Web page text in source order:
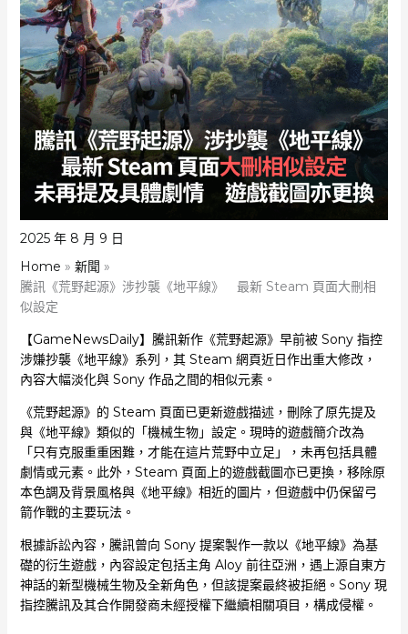
2025 年 8 月 9 日
Home
新聞
騰訊《荒野起源》涉抄襲《地平線》 最新 Steam 頁面大刪相
似設定
【GameNewsDaily】騰訊新作《荒野起源》早前被 Sony 指控
涉嫌抄襲《地平線》系列，其 Steam 網頁近日作出重大修改，
內容大幅淡化與 Sony 作品之間的相似元素。
《荒野起源》的 Steam 頁面已更新遊戲描述，刪除了原先提及
與《地平線》類似的「機械生物」設定。現時的遊戲簡介改為
「只有克服重重困難，才能在這片荒野中立足」，未再包括具體
劇情或元素。此外，Steam 頁面上的遊戲截圖亦已更換，移除原
本色調及背景風格與《地平線》相近的圖片，但遊戲中仍保留弓
箭作戰的主要玩法。
根據訴訟內容，騰訊曾向 Sony 提案製作一款以《地平線》為基
礎的衍生遊戲，內容設定包括主角 Aloy 前往亞洲，遇上源自東方
神話的新型機械生物及全新角色，但該提案最終被拒絕。Sony 現
指控騰訊及其合作開發商未經授權下繼續相關項目，構成侵權。